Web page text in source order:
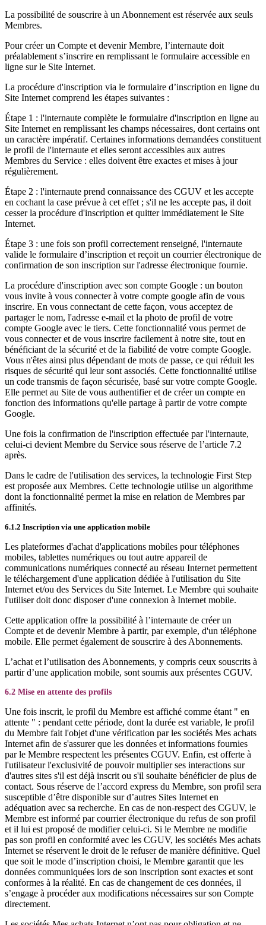
La possibilité de souscrire à un Abonnement est réservée aux seuls
Membres.
Pour créer un Compte et devenir Membre, l’internaute doit
préalablement s’inscrire en remplissant le formulaire accessible en
ligne sur le Site Internet.
La procédure d'inscription via le formulaire d’inscription en ligne du
Site Internet comprend les étapes suivantes :
Étape 1 : l'internaute complète le formulaire d'inscription en ligne au
Site Internet en remplissant les champs nécessaires, dont certains ont
un caractère impératif. Certaines informations demandées constituent
le profil de l'internaute et elles seront accessibles aux autres
Membres du Service : elles doivent être exactes et mises à jour
régulièrement.
Étape 2 : l'internaute prend connaissance des CGUV et les accepte
en cochant la case prévue à cet effet ; s'il ne les accepte pas, il doit
cesser la procédure d'inscription et quitter immédiatement le Site
Internet.
Étape 3 : une fois son profil correctement renseigné, l'internaute
valide le formulaire d’inscription et reçoit un courrier électronique de
confirmation de son inscription sur l'adresse électronique fournie.
La procédure d'inscription avec son compte Google : un bouton
vous invite à vous connecter à votre compte google afin de vous
inscrire. En vous connectant de cette façon, vous acceptez de
partager le nom, l'adresse e-mail et la photo de profil de votre
compte Google avec le tiers. Cette fonctionnalité vous permet de
vous connecter et de vous inscrire facilement à notre site, tout en
bénéficiant de la sécurité et de la fiabilité de votre compte Google.
Vous n'êtes ainsi plus dépendant de mots de passe, ce qui réduit les
risques de sécurité qui leur sont associés. Cette fonctionnalité utilise
un code transmis de façon sécurisée, basé sur votre compte Google.
Elle permet au Site de vous authentifier et de créer un compte en
fonction des informations qu'elle partage à partir de votre compte
Google.
Une fois la confirmation de l'inscription effectuée par l'internaute,
celui-ci devient Membre du Service sous réserve de l’article 7.2
après.
Dans le cadre de l'utilisation des services, la technologie First Step
est proposée aux Membres. Cette technologie utilise un algorithme
dont la fonctionnalité permet la mise en relation de Membres par
affinités.
6.1.2 Inscription via une application mobile
Les plateformes d'achat d'applications mobiles pour téléphones
mobiles, tablettes numériques ou tout autre appareil de
communications numériques connecté au réseau Internet permettent
le téléchargement d'une application dédiée à l'utilisation du Site
Internet et/ou des Services du Site Internet. Le Membre qui souhaite
l'utiliser doit donc disposer d'une connexion à Internet mobile.
Cette application offre la possibilité à l’internaute de créer un
Compte et de devenir Membre à partir, par exemple, d'un téléphone
mobile. Elle permet également de souscrire à des Abonnements.
L’achat et l’utilisation des Abonnements, y compris ceux souscrits à
partir d’une application mobile, sont soumis aux présentes CGUV.
6.2 Mise en attente des profils
Une fois inscrit, le profil du Membre est affiché comme étant " en
attente " : pendant cette période, dont la durée est variable, le profil
du Membre fait l'objet d'une vérification par les sociétés Mes achats
Internet afin de s'assurer que les données et informations fournies
par le Membre respectent les présentes CGUV. Enfin, est offerte à
l'utilisateur l'exclusivité de pouvoir multiplier ses interactions sur
d'autres sites s'il est déjà inscrit ou s'il souhaite bénéficier de plus de
contact. Sous réserve de l’accord express du Membre, son profil sera
susceptible d’être disponible sur d’autres Sites Internet en
adéquation avec sa recherche. En cas de non-respect des CGUV, le
Membre est informé par courrier électronique du refus de son profil
et il lui est proposé de modifier celui-ci. Si le Membre ne modifie
pas son profil en conformité avec les CGUV, les sociétés Mes achats
Internet se réservent le droit de le refuser de manière définitive. Quel
que soit le mode d’inscription choisi, le Membre garantit que les
données communiquées lors de son inscription sont exactes et sont
conformes à la réalité. En cas de changement de ces données, il
s’engage à procéder aux modifications nécessaires sur son Compte
directement.